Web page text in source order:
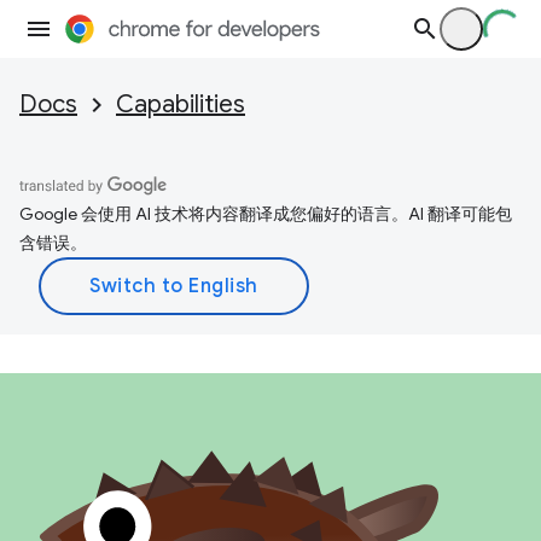
Docs Capabilities
Google 会使用 AI 技术将内容翻译成您偏好的语言。AI 翻译可能包
含错误。